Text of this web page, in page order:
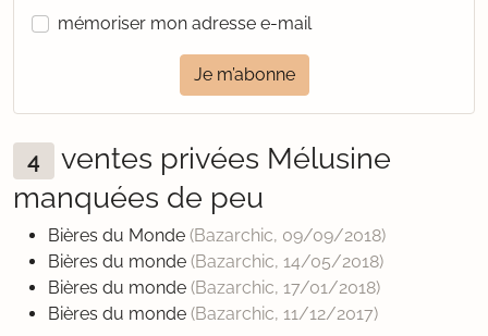
mémoriser mon adresse e-mail
Je m’abonne
4
ventes privées Mélusine
manquées de peu
Bières du Monde (Bazarchic, 09/09/2018)
Bières du monde (Bazarchic, 14/05/2018)
Bières du monde (Bazarchic, 17/01/2018)
Bières du monde (Bazarchic, 11/12/2017)